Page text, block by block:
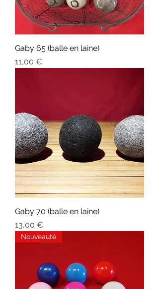
Gaby 65 (balle en laine)
Prix
11,00 €
Gaby 70 (balle en laine)
Prix
13,00 €
Nouveauté